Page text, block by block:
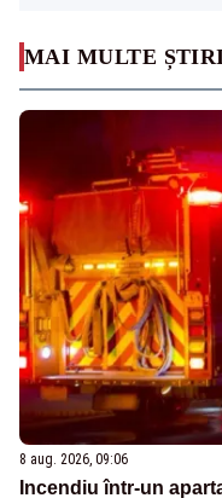
MAI MULTE
8 aug. 2026, 09:06
Incendiu într-un